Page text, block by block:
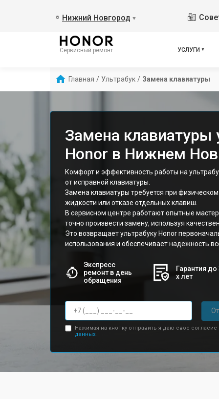
Нижний Новгород ▼
Сервисный ремонт УСЛУГИ
Главная / Ультрабук / Замена клавиатуры
Замена клавиатуры
Honor в Нижнем
Комфорт и эффективность работы на
от исправной клавиатуры.
Замена клавиатуры требуется при
жидкости или отказе отдельных клавиш.
В сервисном центре работают опытные
точно произвести замену, используя
Это возвращает ультрабуку Honor
использования и обеспечивает надежность
Экспресс
ремонт в день
обращения
Гарантия до
х лет
Нажимая на кнопку отправить я даю свое согласие
данных.